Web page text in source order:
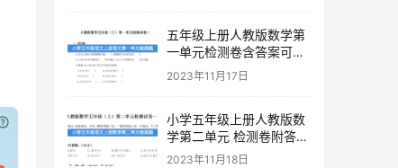
登录 或刷新
五年级上册人教版数学第
一单元检测卷含答案可下
载打印
2023年11月17日
小学五年级上册人教版数
学第二单元 检测卷附答案
下载
2023年11月18日